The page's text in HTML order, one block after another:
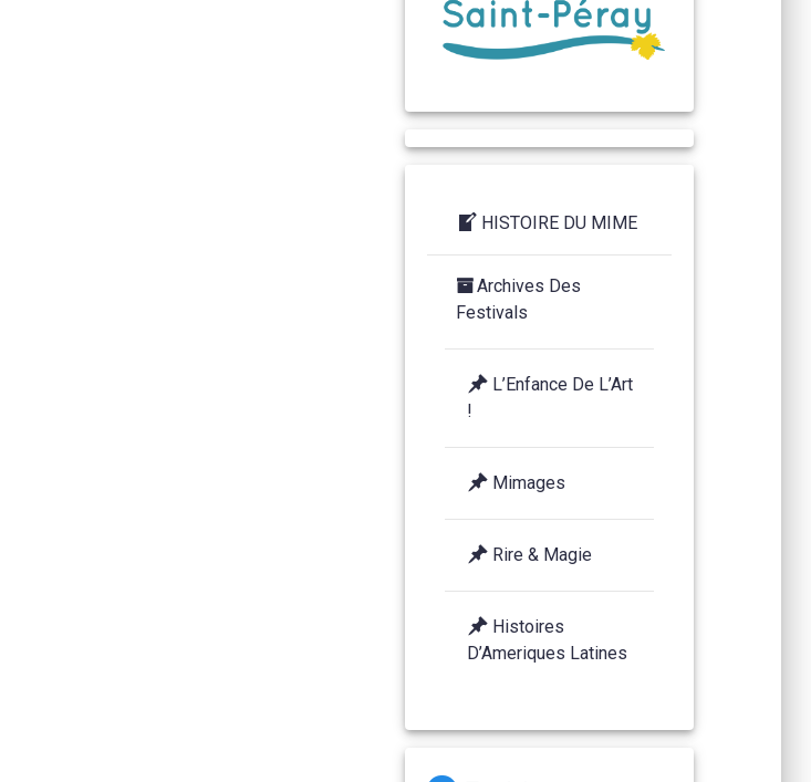
HISTOIRE DU MIME
Archives Des
Festivals
L’Enfance De L’Art
!
Mimages
Rire & Magie
Histoires
D’Ameriques Latines